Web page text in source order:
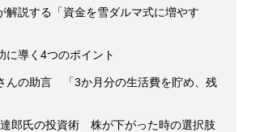
解説する「資金を雪ダルマ式に増やす
導く4つのポイント
んの助言 「3か月分の生活費を貯め、残
郎氏の投資術 株が下がった時の選択肢